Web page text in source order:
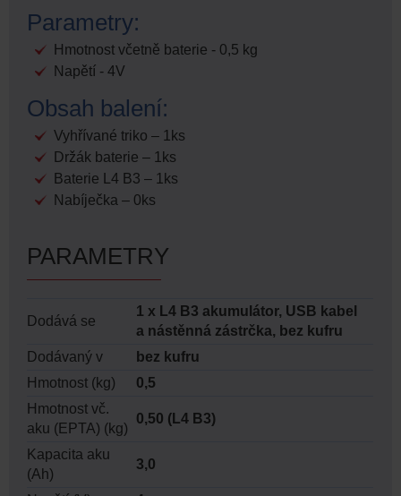
Parametry:
Hmotnost včetně baterie - 0,5 kg
Napětí - 4V
Obsah balení:
Vyhřívané triko – 1ks
Držák baterie – 1ks
Baterie L4 B3 – 1ks
Nabíječka – 0ks
PARAMETRY
Dodává se
1 x L4 B3 akumulátor, USB kabel
a nástěnná zástrčka, bez kufru
Dodávaný v
bez kufru
Hmotnost (kg)
0,5
Hmotnost vč.
aku (EPTA) (kg)
0,50 (L4 B3)
Kapacita aku
(Ah)
3,0